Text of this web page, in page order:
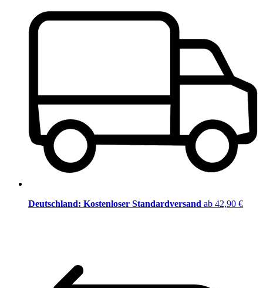
Deutschland: Kostenloser Standardversand ab 42,90 €